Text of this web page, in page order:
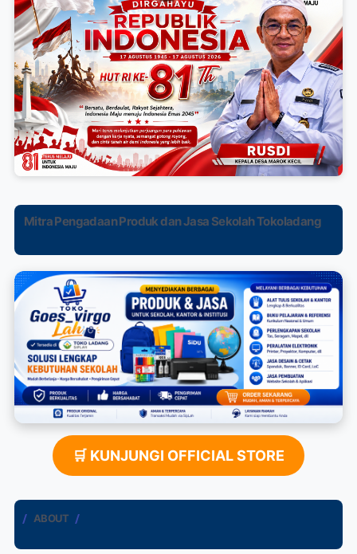
Mitra Pengadaan Produk dan Jasa Sekolah Tokoladang
🛒 KUNJUNGI OFFICIAL STORE
ABOUT